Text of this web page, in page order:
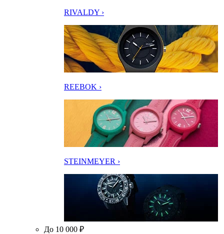
RIVALDY ›
REEBOK ›
STEINMEYER ›
До 10 000 ₽